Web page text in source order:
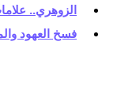
الزوهري..
فسخ العهود